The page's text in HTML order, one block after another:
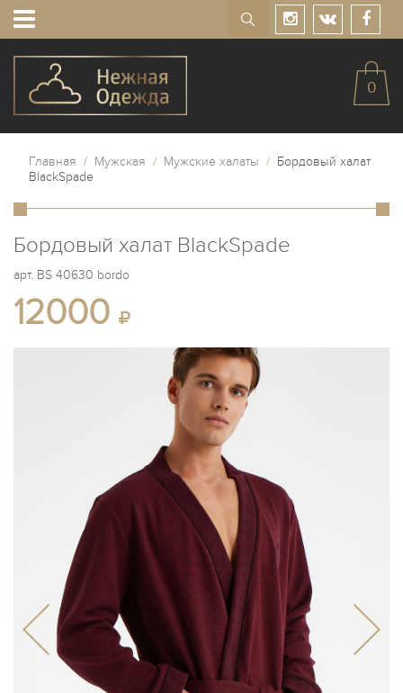
0
Главная / Мужская / Мужские халаты / Бордовый халат
BlackSpade
Бордовый халат BlackSpade
арт. BS 40630 bordo
12000